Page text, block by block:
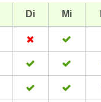
Di Mi